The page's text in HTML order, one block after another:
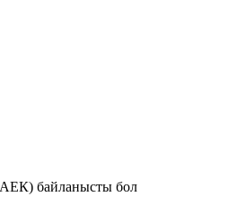
байланысты бол